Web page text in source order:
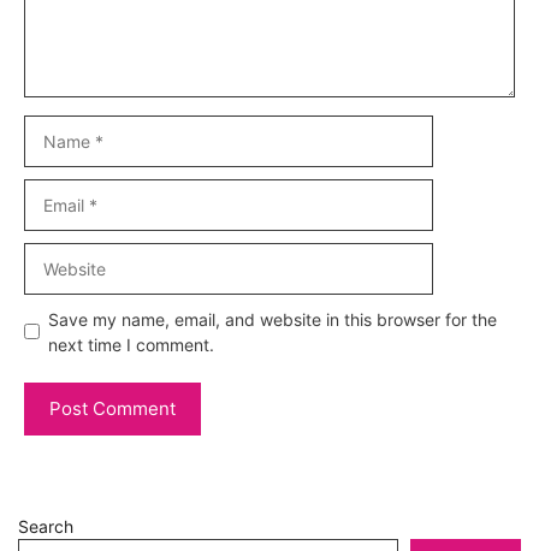
Save my name, email, and website in this browser for the
next time I comment.
Search